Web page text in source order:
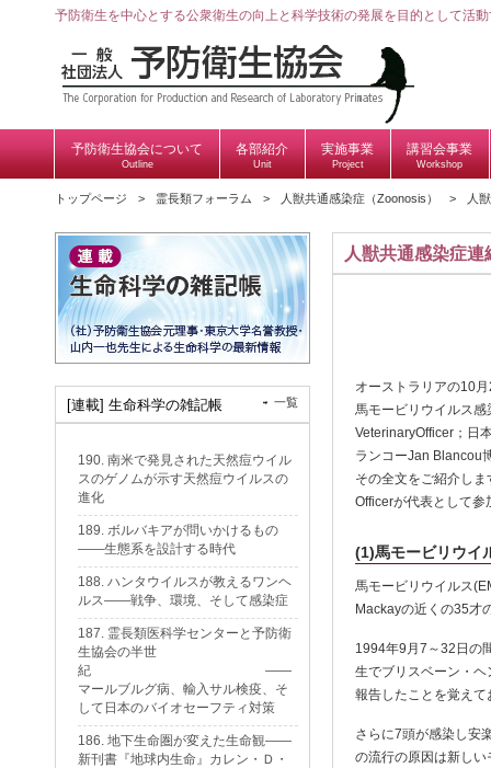
予防衛生を中心とする公衆衛生の向上と科学技術の発展を目的として活
予防衛生協会について
Outline
各部紹介
Unit
実施事業
Project
講習会事業
Workshop
トップページ 霊長類フォーラム 人獣共通感染症（Zoonosis） 人
人獣共通感染症
オーストラリアの10
馬モービリウイルス
VeterinaryOfficer；日
ランコーJan Blancou
その全文をご紹介し
Officerが代表として参
(1)馬モービリウイ
馬モービリウイルス
Mackayの近くの35才
1994年9月7～32日の
生でブリスベーン・
報告したことを覚え
さらに7頭が感染し安
の流行の原因は新し
[連載] 生命科学の雑記帳 一覧
190. 南米で発見された天然痘ウイル
スのゲノムが示す天然痘ウイルスの
進化
189. ボルバキアが問いかけるもの
——生態系を設計する時代
188. ハンタウイルスが教えるワンヘ
ルス——戦争、環境、そして感染症
187. 霊長類医科学センターと予防衛
生協会の半世
紀 ——
マールブルグ病、輸入サル検疫、そ
して日本のバイオセーフティ対策
186. 地下生命圏が変えた生命観——
新刊書『地球内生命』カレン・Ｄ・